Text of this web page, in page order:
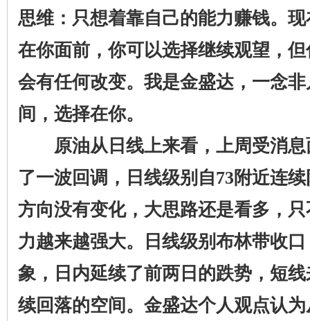
思维：只想着靠自己的能力赚钱。
在你面前，你可以选择继续观望，
会有任何改变。我是金盛达，一念
间，选择在你。
原油从日线上来看，上周受消息
了一波回调，日线级别自73附近连
方向没有变化，大思路还是看多，
力越来越强大。日线级别布林带收
象，日内延续了前两日的跌势，短
续回落的空间。金盛达个人观点认